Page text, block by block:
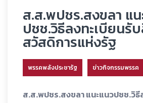
ส.ส.พปชร.สงขลา แน
ปชช.วิธีลงทะเบียนรั
สวัสดิการแห่งรัฐ
พรรคพลังประชารัฐ ข่าวกิจกรรมพรรค
ส.ส.พปชร.สงขลา แนะแนวปชช.วิธี